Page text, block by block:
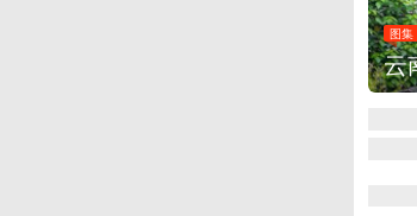
图集
云